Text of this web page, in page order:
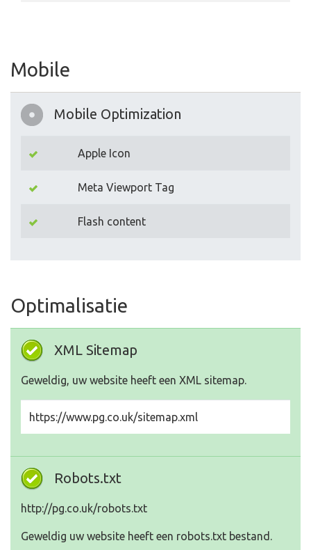
Mobile
Mobile Optimization
Apple Icon
Meta Viewport Tag
Flash content
Optimalisatie
XML Sitemap
Geweldig, uw website heeft een XML sitemap.
https://www.pg.co.uk/sitemap.xml
Robots.txt
http://pg.co.uk/robots.txt
Geweldig uw website heeft een robots.txt bestand.